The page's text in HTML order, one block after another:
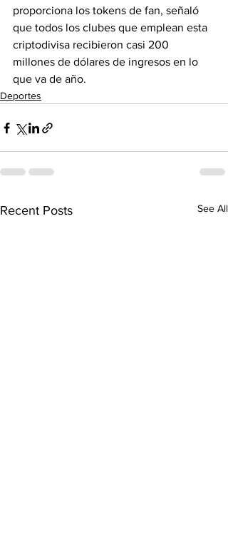
proporciona los tokens de fan, señaló
que todos los clubes que emplean esta
criptodivisa recibieron casi 200
millones de dólares de ingresos en lo
que va de año.
Deportes
Recent Posts See All